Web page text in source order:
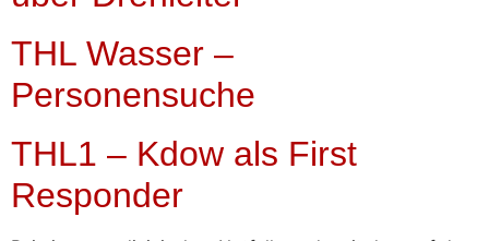
THL Wasser –
Personensuche
THL1 – Kdow als First
Responder